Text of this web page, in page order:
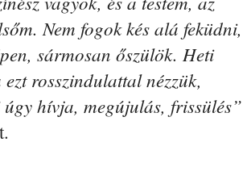
Nem fogok kés alá feküdni,
sármosan őszülök. Heti
rosszindulattal nézzük,
hívja, megújulás, frissülés”